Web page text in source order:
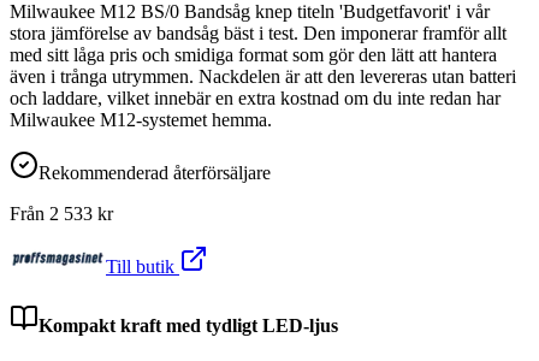
Milwaukee M12 BS/0 Bandsåg knep titeln 'Budgetfavorit' i vår
stora jämförelse av bandsåg bäst i test. Den imponerar framför allt
med sitt låga pris och smidiga format som gör den lätt att hantera
även i trånga utrymmen. Nackdelen är att den levereras utan batteri
och laddare, vilket innebär en extra kostnad om du inte redan har
Milwaukee M12-systemet hemma.
Rekommenderad återförsäljare
Från 2 533 kr
Till butik
Kompakt kraft med tydligt LED-ljus